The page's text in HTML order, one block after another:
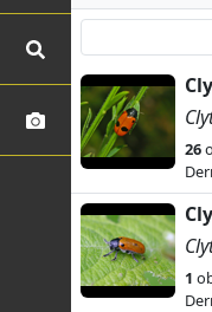
26
1